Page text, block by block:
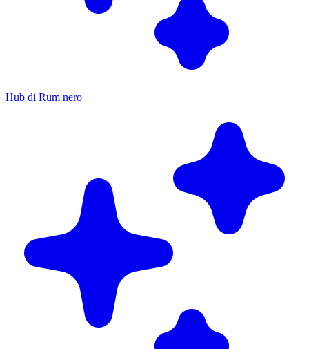
Hub di Rum nero